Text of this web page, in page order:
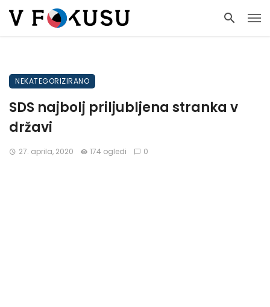
NEKATEGORIZIRANO
SDS najbolj priljubljena stranka v
državi
27. aprila, 2020 174 ogledi 0